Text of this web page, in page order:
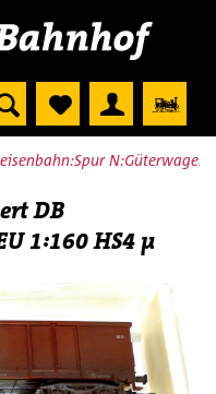
N:Güterwagen
DB
1:160 HS4 µ